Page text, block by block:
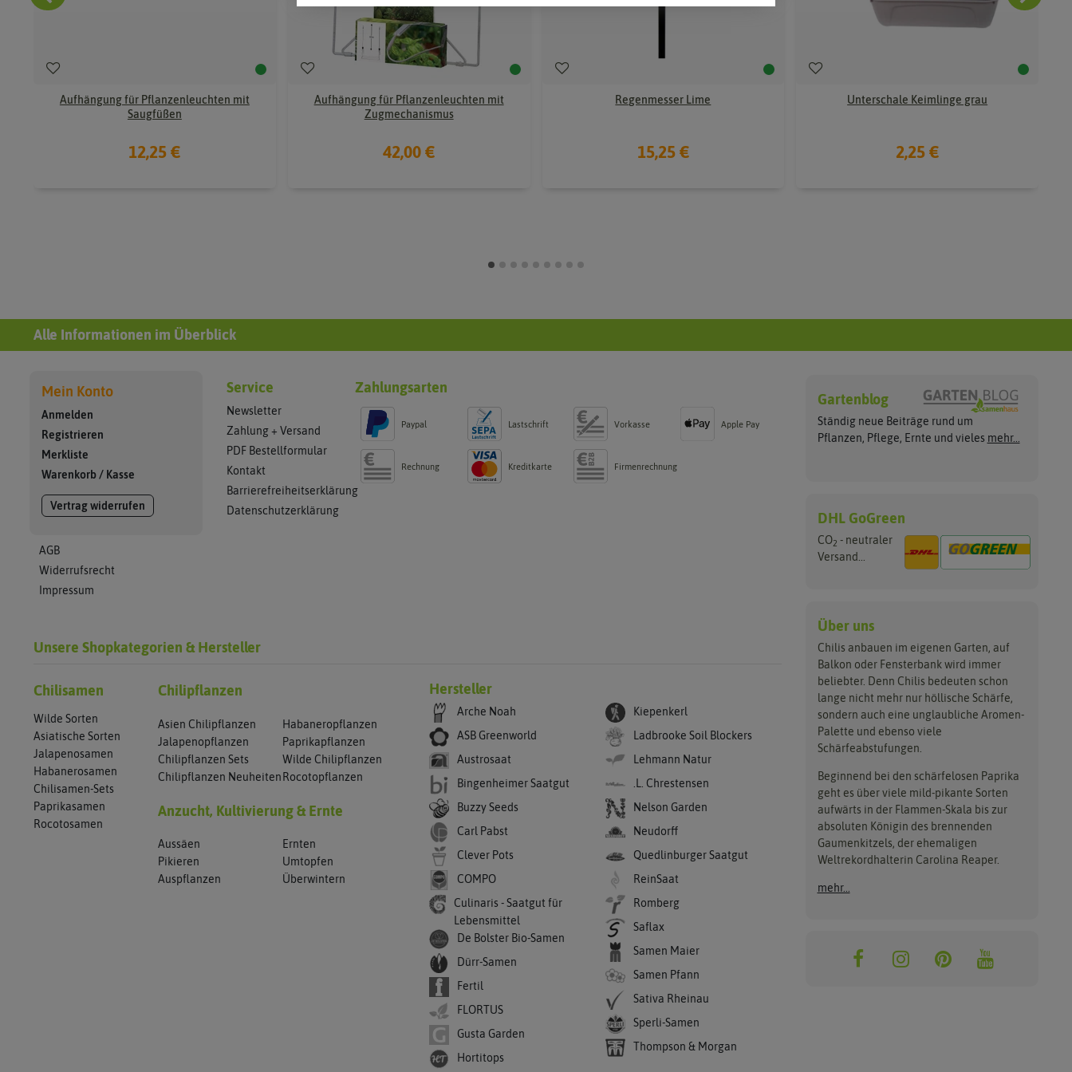
Aufhängung für Pflanzenleuchten mit
Saugfüßen
12,25 €
Aufhängung für Pflanzenleuchten mit
Zugmechanismus
42,00 €
Regenmesser Lime
15,25 €
Unterschale Keimlinge grau
2,25 €
Alle Informationen im Überblick
Mein Konto
Anmelden
Registrieren
Merkliste
Warenkorb / Kasse
Vertrag widerrufen
AGB
Widerrufsrecht
Impressum
Service
Newsletter
Zahlung + Versand
PDF Bestellformular
Kontakt
Barrierefreiheitserklärung
Datenschutzerklärung
Zahlungsarten
Paypal Lastschrift Vorkasse Apple Pay
Rechnung Kreditkarte Firmenrechnung
Unsere Shopkategorien & Hersteller
Chilisamen
Wilde Sorten
Asiatische Sorten
Jalapenosamen
Habanerosamen
Chilisamen-Sets
Paprikasamen
Rocotosamen
Chilipflanzen
Asien Chilipflanzen
Habaneropflanzen
Jalapenopflanzen
Paprikapflanzen
Chilipflanzen Sets
Wilde Chilipflanzen
Chilipflanzen Neuheiten Rocotopflanzen
Anzucht, Kultivierung & Ernte
Aussäen
Ernten
Pikieren
Umtopfen
Auspflanzen
Überwintern
Hersteller
Arche Noah
ASB Greenworld
Austrosaat
Bingenheimer Saatgut
Buzzy Seeds
Carl Pabst
Clever Pots
COMPO
Culinaris - Saatgut für
Lebensmittel
De Bolster Bio-Samen
Dürr-Samen
Fertil
FLORTUS
Gusta Garden
Hortitops
Kiepenkerl
Ladbrooke Soil Blockers
Lehmann Natur
.L. Chrestensen
Nelson Garden
Neudorff
Quedlinburger Saatgut
ReinSaat
Romberg
Saflax
Samen Maier
Samen Pfann
Sativa Rheinau
Sperli-Samen
Thompson & Morgan
Gartenblog
Ständig neue Beiträge rund um
Pflanzen, Pflege, Ernte und vieles mehr...
DHL GoGreen
CO2 - neutraler
Versand...
Über uns
Chilis anbauen im eigenen Garten, auf
Balkon oder Fensterbank wird immer
beliebter. Denn Chilis bedeuten schon
lange nicht mehr nur höllische Schärfe,
sondern auch eine unglaubliche Aromen-
Palette und ebenso viele
Schärfeabstufungen.
Beginnend bei den schärfelosen Paprika
geht es über viele mild-pikante Sorten
aufwärts in der Flammen-Skala bis zur
absoluten Königin des brennenden
Gaumenkitzels, der ehemaligen
Weltrekordhalterin Carolina Reaper.
mehr...